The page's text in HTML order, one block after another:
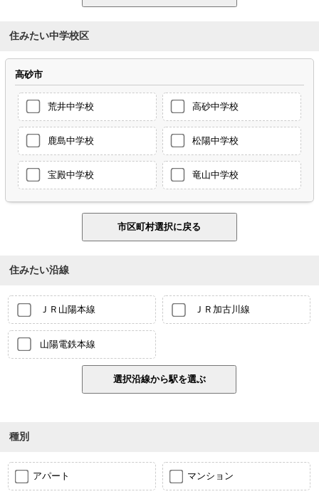
住みたい中学校区
高砂市
荒井中学校 高砂中学校
鹿島中学校 松陽中学校
宝殿中学校 竜山中学校
住みたい沿線
ＪＲ山陽本線 ＪＲ加古川線
山陽電鉄本線
種別
アパート マンション